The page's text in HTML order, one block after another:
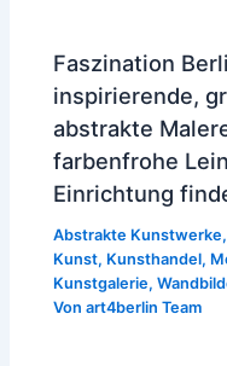
Faszination
inspirierende,
abstrakte
farbenfrohe
Einrichtung
Abstrakte Kunstwerke
Kunst, Kunsthandel,
Kunstgalerie,
Vonart4berlin Team